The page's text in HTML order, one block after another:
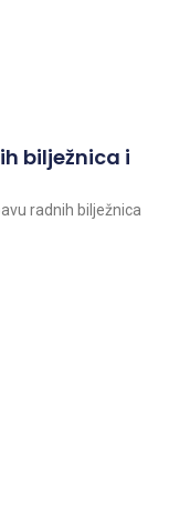
bilježnica i
radnih bilježnica